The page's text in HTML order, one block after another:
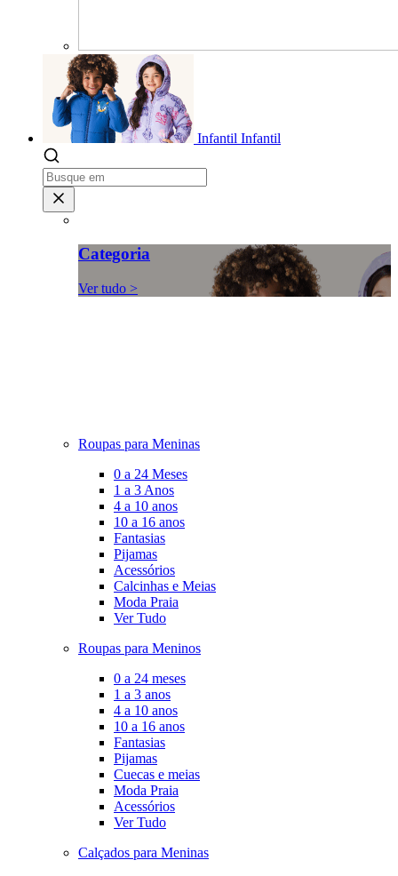
Infantil Infantil
Categoria
Ver tudo >
Roupas para Meninas
0 a 24 Meses
1 a 3 Anos
4 a 10 anos
10 a 16 anos
Fantasias
Pijamas
Acessórios
Calcinhas e Meias
Moda Praia
Ver Tudo
Roupas para Meninos
0 a 24 meses
1 a 3 anos
4 a 10 anos
10 a 16 anos
Fantasias
Pijamas
Cuecas e meias
Moda Praia
Acessórios
Ver Tudo
Calçados para Meninas